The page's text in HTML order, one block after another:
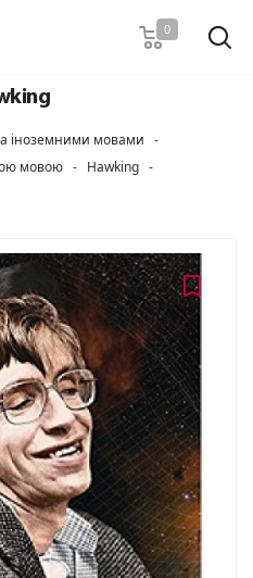
0
іноземними мовами -
мовою - Hawking -